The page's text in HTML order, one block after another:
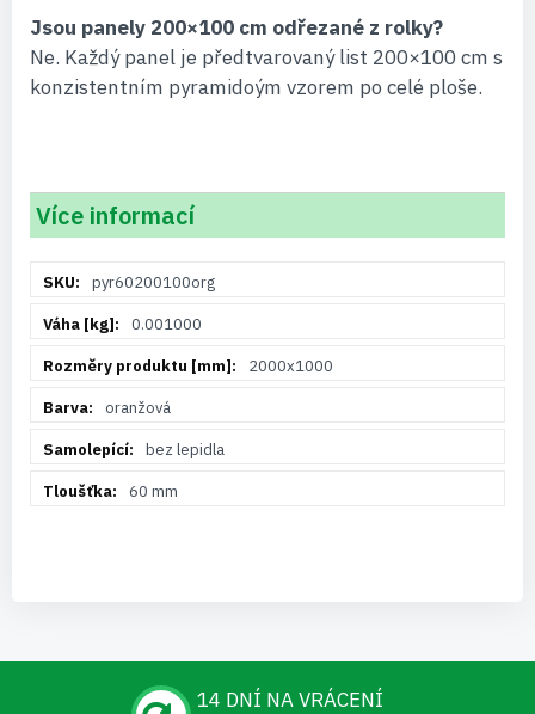
Jsou panely 200×100 cm odřezané z rolky?
Ne. Každý panel je předtvarovaný list 200×100 cm s
konzistentním pyramidoým vzorem po celé ploše.
Více informací
informacípyr60200100org
0.001000
2000x1000
oranžová
bez lepidla
60 mm
14 DNÍ NA VRÁCENÍ